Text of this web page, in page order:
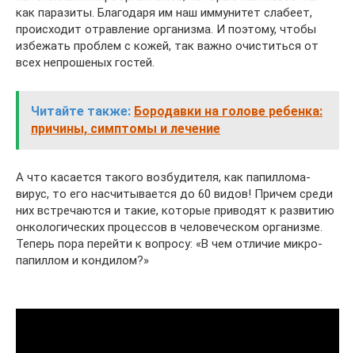
как паразиты. Благодаря им наш иммунитет слабеет,
происходит отравление организма. И поэтому, чтобы
избежать проблем с кожей, так важно очиститься от
всех непрошеных гостей.
Читайте также: Бородавки на голове ребенка:
причины, симптомы и лечение
А что касается такого возбудителя, как папиллома-
вирус, то его насчитывается до 60 видов! Причем среди
них встречаются и такие, которые приводят к развитию
онкологических процессов в человеческом организме.
Теперь пора перейти к вопросу: «В чем отличие микро-
папиллом и кондилом?»